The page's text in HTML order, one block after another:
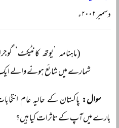
دسمبر ۲۰۰۲ء
شمارے میں شائع ہونے والے
سوال: پاکستان کے حالیہ عام
بارے میں آپ کے تاثرات کیا ہیں؟